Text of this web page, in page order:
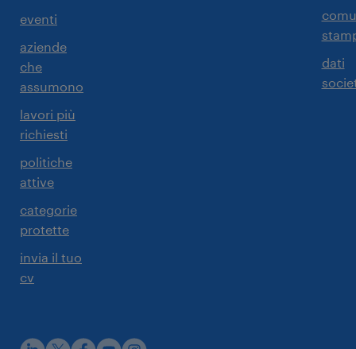
eventi
aziende
che
assumono
lavori più
richiesti
politiche
attive
categorie
protette
invia il tuo
cv
dati